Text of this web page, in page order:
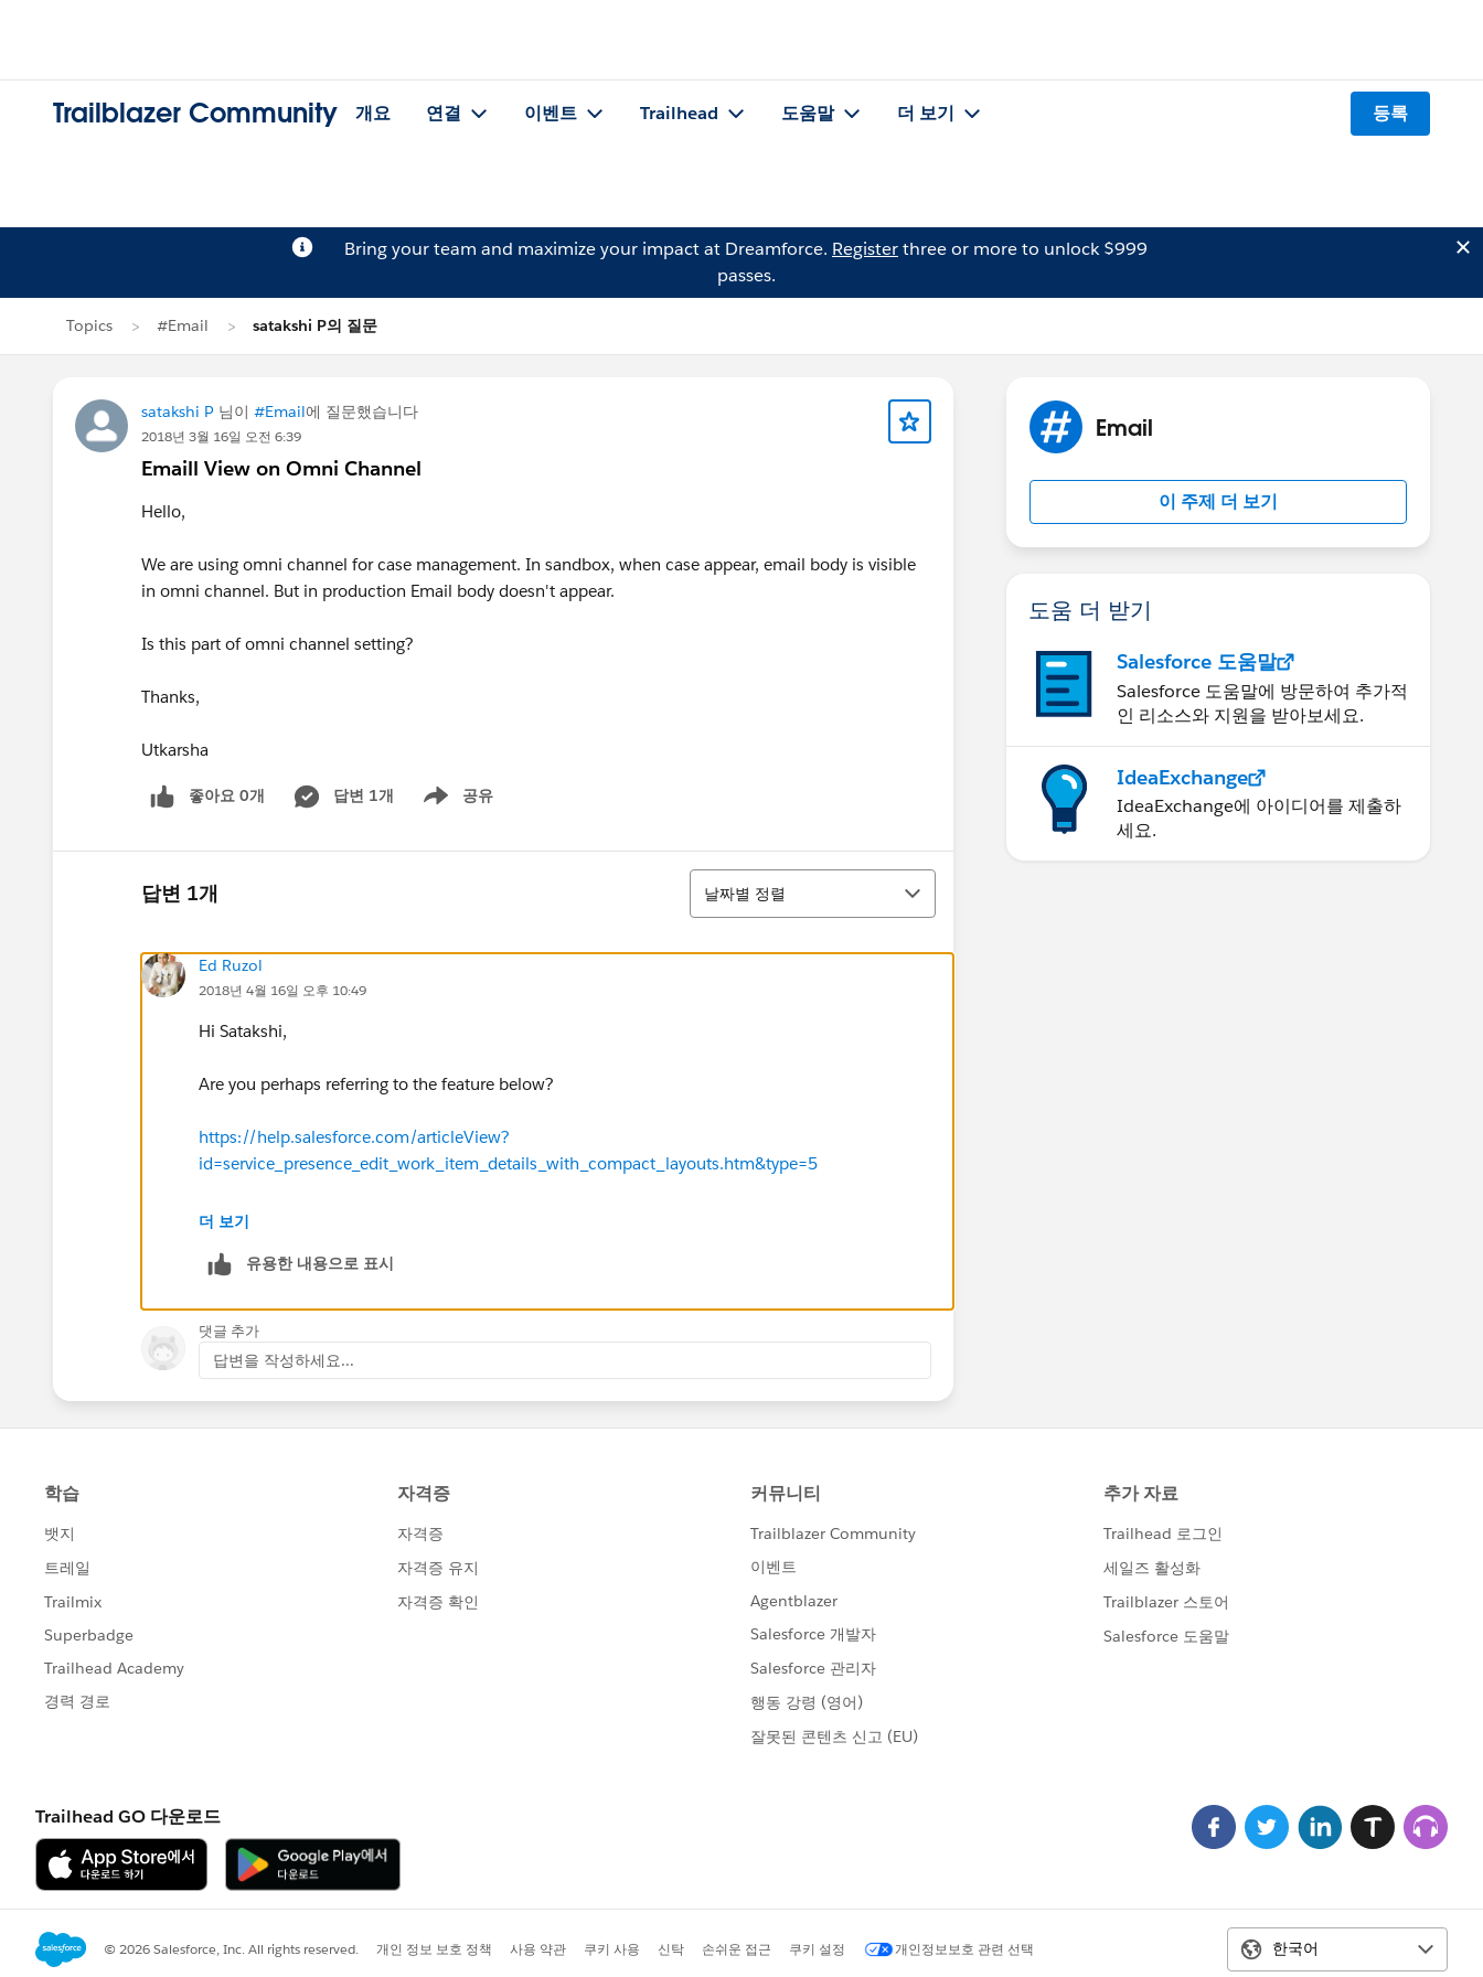
Trailblazer Community 개요 연결 이벤트 Trailhead 도움말 더 보기 등록
Bring your team and maximize your impact at Dreamforce. Registerthree or more to unlock $999
passes.
Topics #Email satakshi P의 질문
satakshi P 님이 #Email에 질문했습니다
2018년 3월 16일 오전 6:39
Emaill View on Omni Channel
Hello,
We are using omni channel for case management. In sandbox, when case appear, email body is visible
in omni channel. But in production Email body doesn't appear.
Is this part of omni channel setting?
Thanks,
Utkarsha
좋아요 0개 답변 1개 공유
Show menu
답변 1개
정렬
날짜별 정렬
Ed Ruzol
2018년 4월 16일 오후 10:49
Hi Satakshi,
Are you perhaps referring to the feature below?
https://help.salesforce.com/articleView?
id=service_presence_edit_work_item_details_with_compact_layouts.htm&type=5
Thanks!
더 보기
유용한 내용으로 표시
댓글 추가
답변을 작성하세요...
Email
이 주제 더 보기
도움 더 받기
Salesforce 도움말
Salesforce 도움말에 방문하여 추가적
인 리소스와 지원을 받아보세요.
IdeaExchange
IdeaExchange에 아이디어를 제출하
세요.